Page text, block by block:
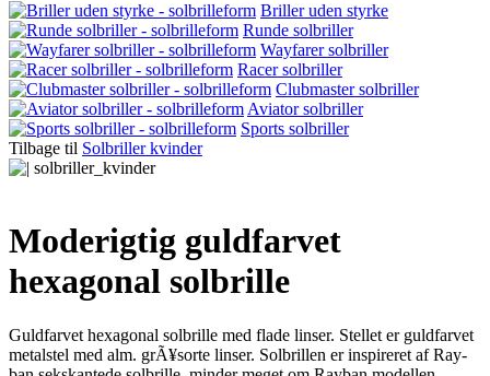
Briller uden styrke
Runde solbriller
Wayfarer solbriller
Racer solbriller
Clubmaster solbriller
Aviator solbriller
Sports solbriller
Tilbage til Solbriller kvinder
Moderigtig guldfarvet
hexagonal solbrille
Guldfarvet hexagonal solbrille med flade linser. Stellet er guldfarvet
metalstel med alm. grÃ¥sorte linser. Solbrillen er inspireret af Ray-